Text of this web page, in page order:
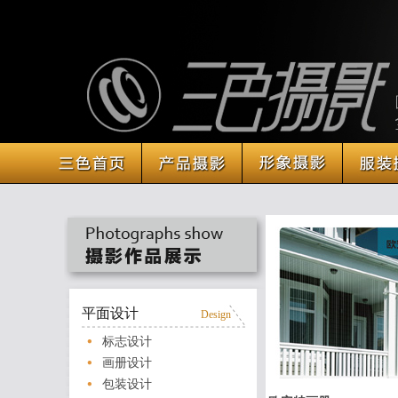
平面设计 Design
标志设计
画册设计
包装设计